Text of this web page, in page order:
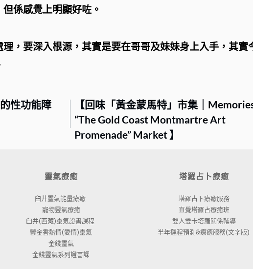
係感覺上明顯好咗。
，要深入根源，其實是要在哥哥及妹妹身上入手，其實
性功能障
【回味「黃金蒙馬特」市集｜
“The Gold Coast Montmartre Art
Promenade” Market 】
靈氣療癒
臼井靈氣能量療癒
寵物靈氣療癒
臼井(西藏)靈氣證書課程
鬱金香熱情(愛情)靈氣
金錢靈氣
金錢靈氣系列證書課
塔羅占卜療癒
塔羅占卜療癒服務
直覺塔羅占療癒班
雙人雙卡塔羅關係輔導
半年運程預測&療癒服務(文字版)